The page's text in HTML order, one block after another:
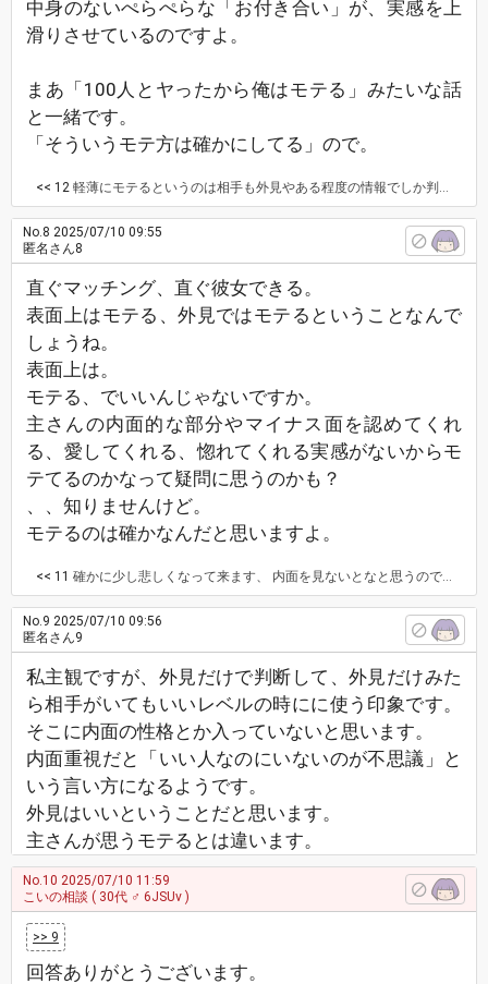
中身のないぺらぺらな「お付き合い」が、実感を上
滑りさせているのですよ。
まあ「100人とヤったから俺はモテる」みたいな話
と一緒です。
「そういうモテ方は確かにしてる」ので。
<< 12 軽薄にモテるというのは相手も外見やある程度の情報でしか判断していないのでしょうか？
No.8 2025/07/10 09:55
匿名さん8
直ぐマッチング、直ぐ彼女できる。
表面上はモテる、外見ではモテるということなんで
しょうね。
表面上は。
モテる、でいいんじゃないですか。
主さんの内面的な部分やマイナス面を認めてくれ
る、愛してくれる、惚れてくれる実感がないからモ
テてるのかなって疑問に思うのかも？
、、知りませんけど。
モテるのは確かなんだと思いますよ。
<< 11 確かに少し悲しくなって来ます、 内面を見ないとなと思うのですが…。 それでいうとマッチング後何回も会えるのもそうですし、告白して1回目で付き合えるのも結局向こうからしたら私の見た目とかしか見てないのでしょうか？
No.9 2025/07/10 09:56
匿名さん9
私主観ですが、外見だけで判断して、外見だけみた
ら相手がいてもいいレベルの時にに使う印象です。
そこに内面の性格とか入っていないと思います。
内面重視だと「いい人なのにいないのが不思議」と
いう言い方になるようです。
外見はいいということだと思います。
主さんが思うモテるとは違います。
No.10 2025/07/10 11:59
こいの相談 ( 30代 ♂ 6JSUv )
>> 9
回答ありがとうございます。